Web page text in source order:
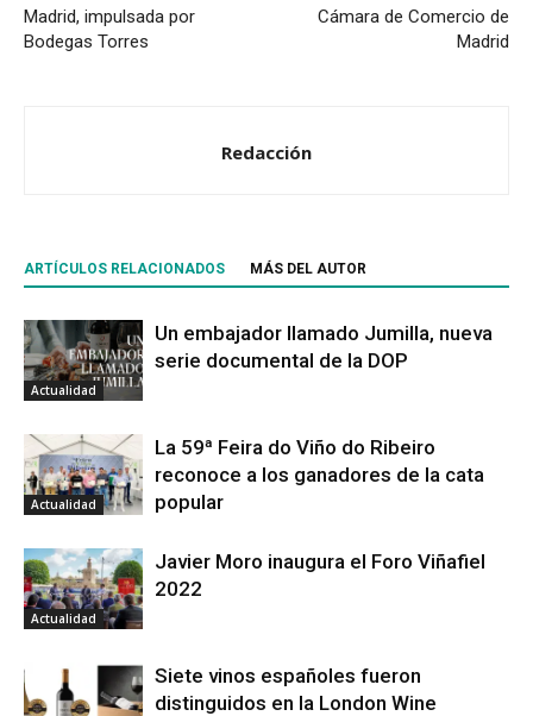
Madrid, impulsada por
Bodegas Torres
Cámara de Comercio de
Madrid
Redacción
ARTÍCULOS RELACIONADOS MÁS DEL AUTOR
Actualidad
Un embajador llamado Jumilla, nueva
serie documental de la DOP
Actualidad
La 59ª Feira do Viño do Ribeiro
reconoce a los ganadores de la cata
popular
Actualidad
Javier Moro inaugura el Foro Viñafiel
2022
Siete vinos españoles fueron
distinguidos en la London Wine